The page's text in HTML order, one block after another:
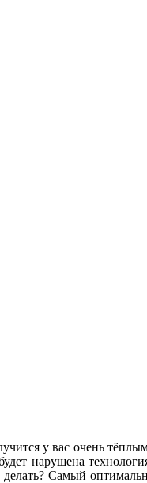
у вас очень
нарушена
делать? Самый